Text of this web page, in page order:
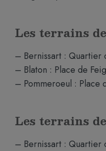
Les terrains
– Bernissart : Quartier
– Blaton : Place de
– Pommeroeul : Place
Les terrains
– Bernissart : Quartier